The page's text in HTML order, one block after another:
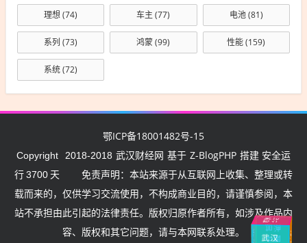
理想(74) 车主 (77) 电池(81)
系列 (73) 鸿蒙(99) 性能(159)
系统(72)
鄂ICP备18001482号-15
Copyright 2018-2018 武汉财经网 基于 Z-BlogPHP 搭建 安全运
行3700 天
免责声明：本站来源于从互联网上收集、整理或转
载而来的，仅供学习交流使用，不构成商业目的，请谨慎参阅，本
站不承担由此引起的法律责任。版权归原作者所有，如涉及作品内
容、版权和其它问题，请与本网联系处理。
武汉 中国
加油
湖北加
中国
武汉挺住